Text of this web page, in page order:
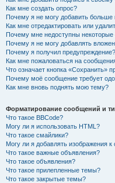
Как мне создать опрос?
Почему я не могу добавить больше
Как мне отредактировать или
Почему мне недоступны
Почему я не могу добавлять
Почему я получил предупреждение?
Как мне пожаловаться на
Что означает кнопка «Сохранить»
Почему моё сообщение требует
Как мне вновь поднять мою тему?
Форматирование сообщений и
Что такое BBCode?
Могу ли я использовать HTML?
Что такое смайлики?
Могу ли я добавлять изображения
Что такое важные объявления?
Что такое объявления?
Что такое прилепленные темы?
Что такое закрытые темы?